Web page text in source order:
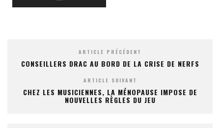
ARTICLE PRÉCÉDENT
CONSEILLERS DRAC AU BORD DE LA CRISE DE NERFS
ARTICLE SUIVANT
CHEZ LES MUSICIENNES, LA MÉNOPAUSE IMPOSE DE
NOUVELLES RÈGLES DU JEU